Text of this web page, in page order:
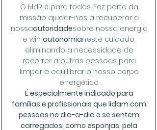
O MdR é para todos. Faz parte da
missão ajudar-nos a recuperar a
nossaautoridadesobre nossa energia
e win autonomianeste cuidado,
eliminando a necessidade de
recorrer a outras pessoas para
limpar e equilibrar o nosso corpo
energético.
É especialmente indicado para
famílias e profissionais que lidam com
pessoas no dia-a-dia e se sentem
carregados, como esponjas, pela